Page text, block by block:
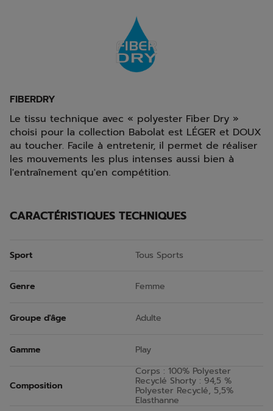
FIBERDRY
Le tissu technique avec « polyester Fiber Dry »
choisi pour la collection Babolat est LÉGER et DOUX
au toucher. Facile à entretenir, il permet de réaliser
les mouvements les plus intenses aussi bien à
l'entraînement qu'en compétition.
CARACTÉRISTIQUES TECHNIQUES
Sport Tous Sports
Genre Femme
Groupe d'âge Adulte
Gamme Play
Composition
Corps : 100% Polyester
Recyclé Shorty : 94,5 %
Polyester Recyclé, 5,5%
Elasthanne